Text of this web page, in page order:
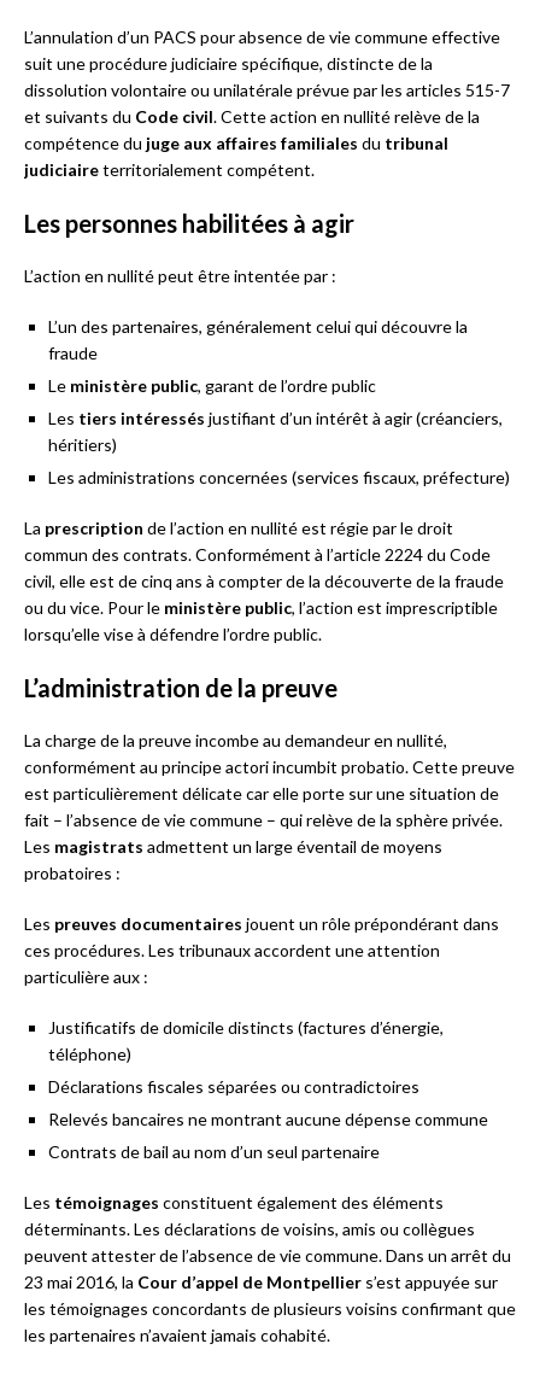
L’annulation d’un PACS pour absence de vie commune effective
suit une procédure judiciaire spécifique, distincte de la
dissolution volontaire ou unilatérale prévue par les articles 515-7
et suivants du Code civil. Cette action en nullité relève de la
compétence du juge aux affaires familiales du tribunal
judiciaireterritorialement compétent.
Les personnes habilitées à agir
L’action en nullité peut être intentée par :
L’un des partenaires, généralement celui qui découvre la
fraude
Le ministère public, garant de l’ordre public
Les tiers intéressés justifiant d’un intérêt à agir (créanciers,
héritiers)
Les administrations concernées (services fiscaux, préfecture)
La prescription de l’action en nullité est régie par le droit
commun des contrats. Conformément à l’article 2224 du Code
civil, elle est de cinq ans à compter de la découverte de la fraude
ou du vice. Pour le ministère public, l’action est imprescriptible
lorsqu’elle vise à défendre l’ordre public.
L’administration de la preuve
La charge de la preuve incombe au demandeur en nullité,
conformément au principe actori incumbit probatio. Cette preuve
est particulièrement délicate car elle porte sur une situation de
fait – l’absence de vie commune – qui relève de la sphère privée.
Les magistrats admettent un large éventail de moyens
probatoires :
Les preuves documentaires jouent un rôle prépondérant dans
ces procédures. Les tribunaux accordent une attention
particulière aux :
Justificatifs de domicile distincts (factures d’énergie,
téléphone)
Déclarations fiscales séparées ou contradictoires
Relevés bancaires ne montrant aucune dépense commune
Contrats de bail au nom d’un seul partenaire
Les témoignages constituent également des éléments
déterminants. Les déclarations de voisins, amis ou collègues
peuvent attester de l’absence de vie commune. Dans un arrêt du
23 mai 2016, la Cour d’appel de Montpellier s’est appuyée sur
les témoignages concordants de plusieurs voisins confirmant que
les partenaires n’avaient jamais cohabité.